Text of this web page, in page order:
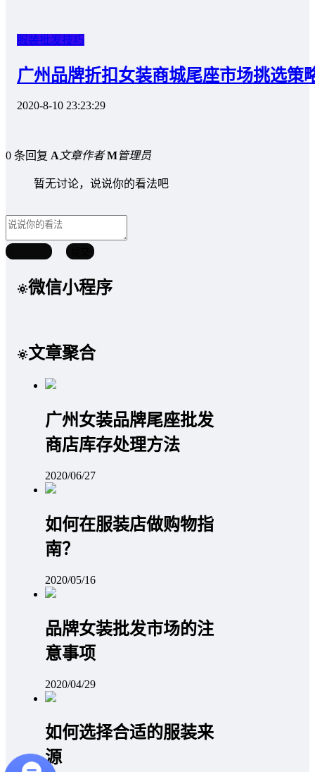
服装批发技巧
广州品牌折扣女装商城尾座市场挑选策
2020-8-10 23:23:29
0 条回复 A文章作者 M管理员
暂无讨论，说说你的看法吧
微信小程序
文章聚合
广州女装品牌尾座批发
商店库存处理方法
2020/06/27
如何在服装店做购物指
南？
2020/05/16
品牌女装批发市场的注
意事项
2020/04/29
如何选择合适的服装来
源